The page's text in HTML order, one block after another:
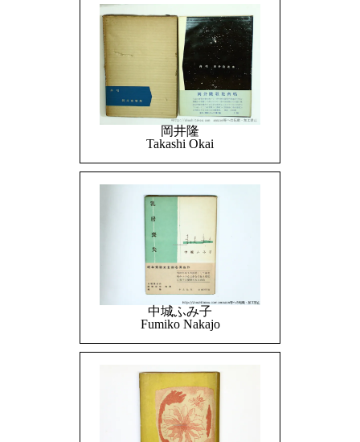
岡井隆
Takashi Okai
中城ふみ子
Fumiko Nakajo